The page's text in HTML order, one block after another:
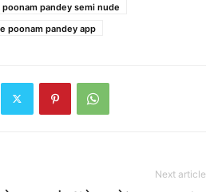
poonam pandey semi nude
poonam pandey app
Next article